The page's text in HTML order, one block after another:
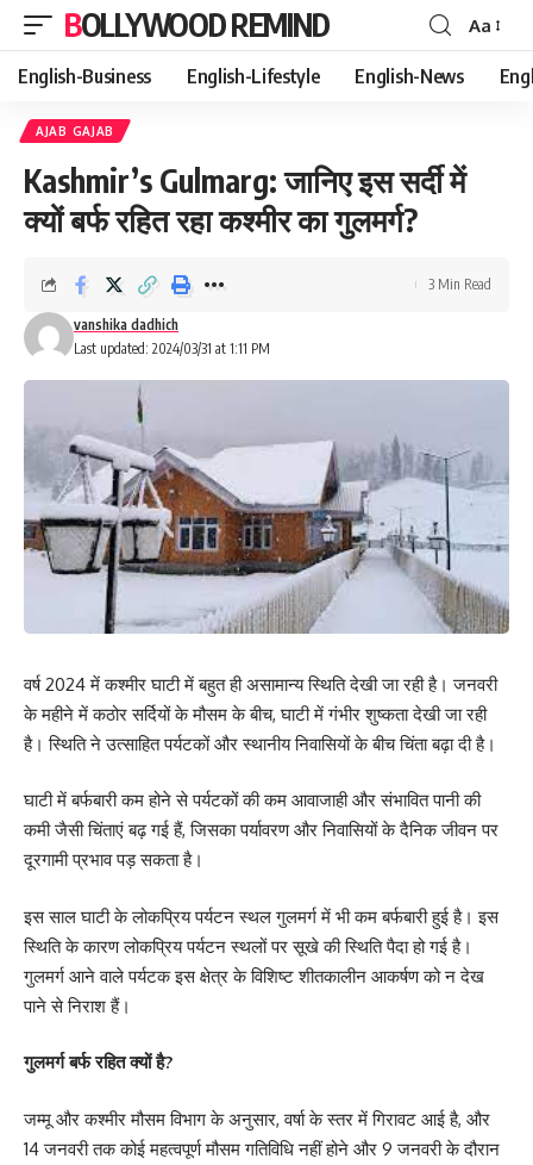
BOLLYWOOD REMIND
Font
Resizer
Aa
English-Business English-Lifestyle English-News
AJAB GAJAB
Kashmir’s Gulmarg: जानिए इस सर्दी में
क्यों बर्फ रहित रहा कश्मीर का गुलमर्ग?
Last updated: 2024/03/31 at 1:11 PM
vanshika dadhich
3 Min Read
वर्ष 2024 में कश्मीर घाटी में बहुत ही असामान्य स्थिति देखी जा रही है। जनवरी
के महीने में कठोर सर्दियों के मौसम के बीच, घाटी में गंभीर शुष्कता देखी जा रही
है। स्थिति ने उत्साहित पर्यटकों और स्थानीय निवासियों के बीच चिंता बढ़ा दी है।
घाटी में बर्फबारी कम होने से पर्यटकों की कम आवाजाही और संभावित पानी की
कमी जैसी चिंताएं बढ़ गई हैं, जिसका पर्यावरण और निवासियों के दैनिक जीवन पर
दूरगामी प्रभाव पड़ सकता है।
इस साल घाटी के लोकप्रिय पर्यटन स्थल गुलमर्ग में भी कम बर्फबारी हुई है। इस
स्थिति के कारण लोकप्रिय पर्यटन स्थलों पर सूखे की स्थिति पैदा हो गई है।
गुलमर्ग आने वाले पर्यटक इस क्षेत्र के विशिष्ट शीतकालीन आकर्षण को न देख
पाने से निराश हैं।
गुलमर्ग बर्फ रहित क्यों है?
जम्मू और कश्मीर मौसम विभाग के अनुसार, वर्षा के स्तर में गिरावट आई है, और
14 जनवरी तक कोई महत्वपूर्ण मौसम गतिविधि नहीं होने और 9 जनवरी के दौरान